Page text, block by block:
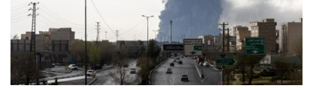
ثقافة وفنون
فصل من كتاب